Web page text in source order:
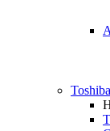
Toshiba